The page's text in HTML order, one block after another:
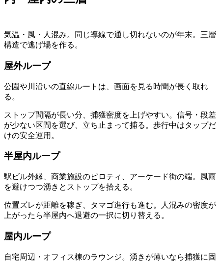
気温・風・人混み。同じ導線で通し切れないのが年末。三層
構造で逃げ場を作る。
屋外ループ
公園や川沿いの直線ルートは、画面を見る時間が長く取れ
る。
ストップ間隔が長い分、捕獲密度を上げやすい。信号・段差
が少ない区間を選び、立ち止まって捕る。歩行中はタップだ
けの安全運用。
半屋内ループ
駅ビル外縁、商業施設のピロティ、アーケード街の端。風雨
を避けつつ湧きとストップを拾える。
位置ズレが距離を稼ぎ、タマゴ進行も進む。人混みの密度が
上がったら半屋内へ退避の一択に切り替える。
屋内ループ
自宅周辺・オフィス棟のラウンジ。湧きが薄いなら捕獲に固